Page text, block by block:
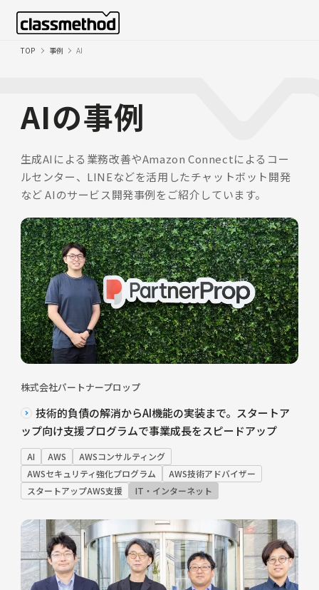
TOP 事例 AI
AIの事例
生成AIによる業務改善やAmazon Connectによるコー
ルセンター、LINEなどを活用したチャットボット開発
などAIのサービス開発事例をご紹介しています。
株式会社パートナープロップ
技術的負債の解消からAI機能の実装まで。スタートア
ップ向け支援プログラムで事業成長をスピードアップ
AI AWS
AWSコンサルティング
AWSセキュリティ強化プログラム
AWS技術アドバイザー
スタートアップAWS支援
IT・インターネット